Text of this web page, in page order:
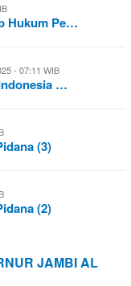
Hukum Pe…
- 07:11 WIB
…
(3)
(2)
JAMBI AL